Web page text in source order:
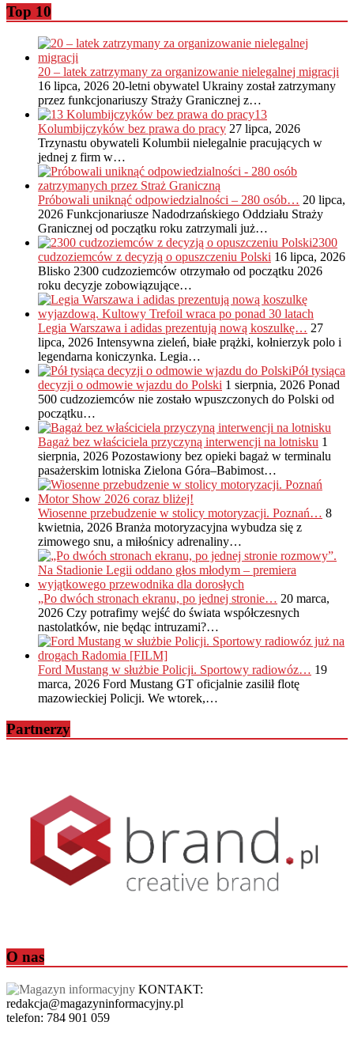
Top 10
20 – latek zatrzymany za organizowanie nielegalnej migracji
16 lipca, 2026 20-letni obywatel Ukrainy został zatrzymany
przez funkcjonariuszy Straży Granicznej z…
13
Kolumbijczyków bez prawa do pracy 27 lipca, 2026
Trzynastu obywateli Kolumbii nielegalnie pracujących w
jednej z firm w…
Próbowali uniknąć odpowiedzialności – 280 osób… 20 lipca,
2026 Funkcjonariusze Nadodrzańskiego Oddziału Straży
Granicznej od początku roku zatrzymali już…
2300
cudzoziemców z decyzją o opuszczeniu Polski 16 lipca, 2026
Blisko 2300 cudzoziemców otrzymało od początku 2026
roku decyzje zobowiązujące…
Legia Warszawa i adidas prezentują nową koszulkę… 27
lipca, 2026 Intensywna zieleń, białe prążki, kołnierzyk polo i
legendarna koniczynka. Legia…
Pół tysiąca
decyzji o odmowie wjazdu do Polski 1 sierpnia, 2026 Ponad
500 cudzoziemców nie zostało wpuszczonych do Polski od
początku…
Bagaż bez właściciela przyczyną interwencji na lotnisku 1
sierpnia, 2026 Pozostawiony bez opieki bagaż w terminalu
pasażerskim lotniska Zielona Góra–Babimost…
Wiosenne przebudzenie w stolicy motoryzacji. Poznań… 8
kwietnia, 2026 Branża motoryzacyjna wybudza się z
zimowego snu, a miłośnicy adrenaliny…
„Po dwóch stronach ekranu, po jednej stronie… 20 marca,
2026 Czy potrafimy wejść do świata współczesnych
nastolatków, nie będąc intruzami?…
Ford Mustang w służbie Policji. Sportowy radiowóz… 19
marca, 2026 Ford Mustang GT oficjalnie zasilił flotę
mazowieckiej Policji. We wtorek,…
Partnerzy
O nas
KONTAKT:
redakcja@magazyninformacyjny.pl
telefon: 784 901 059